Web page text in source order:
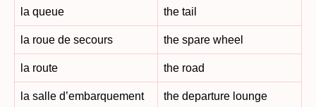
la queue the tail
la roue de secours the spare wheel
la route the road
la salle d’embarquement the departure lounge